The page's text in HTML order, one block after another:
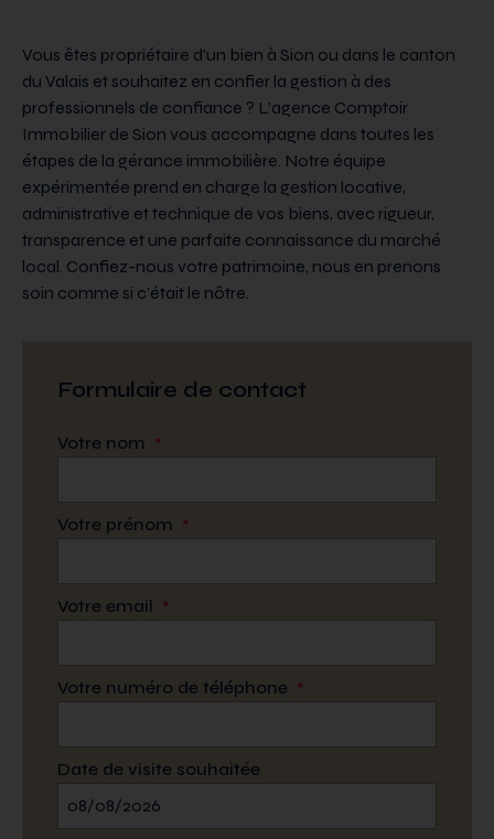
Vous êtes propriétaire d’un bien à Sion ou dans le canton
du Valais et souhaitez en confier la gestion à des
professionnels de confiance ? L’agence Comptoir
Immobilier de Sion vous accompagne dans toutes les
étapes de la gérance immobilière. Notre équipe
expérimentée prend en charge la gestion locative,
administrative et technique de vos biens, avec rigueur,
transparence et une parfaite connaissance du marché
local. Confiez-nous votre patrimoine, nous en prenons
soin comme si c’était le nôtre.
Formulaire de contact
Votre nom *
Votre prénom *
Votre email *
Votre numéro de téléphone *
Date de visite souhaitée